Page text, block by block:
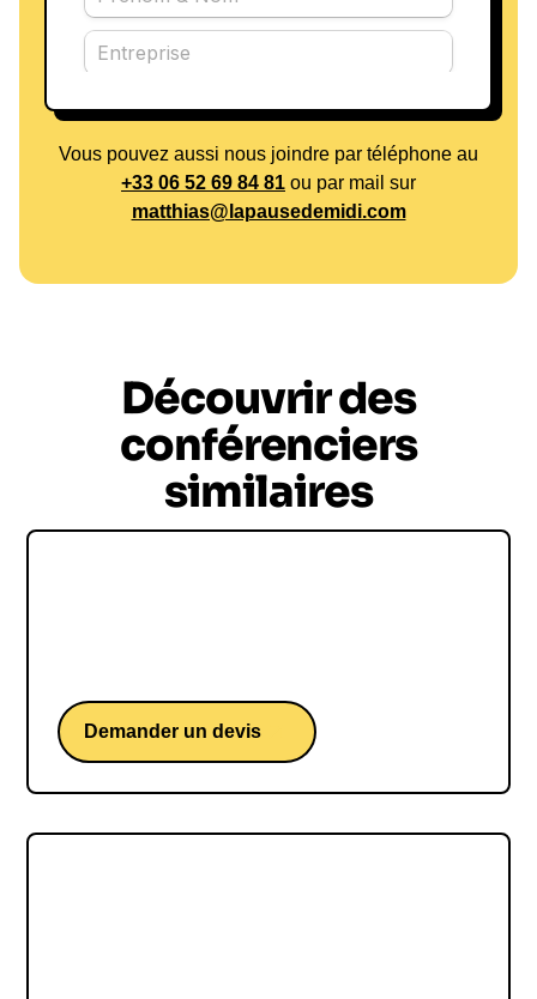
Vous pouvez aussi nous joindre par téléphone au
+33 06 52 69 84 81 ou par mail sur
matthias@lapausedemidi.com
Découvrir des
conférenciers
similaires
Demander un devis